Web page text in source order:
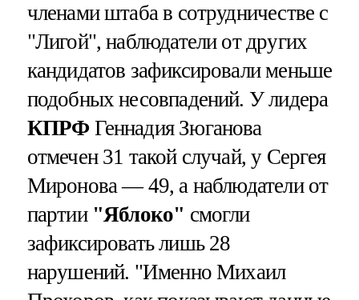
членами штаба в сотрудничестве с
"Лигой", наблюдатели от других
кандидатов зафиксировали меньше
подобных несовпадений. У лидера
КПРФГеннадия Зюганова
отмечен 31 такой случай, у Сергея
Миронова — 49, а наблюдатели от
партии "Яблоко" смогли
зафиксировать лишь 28
нарушений. "Именно Михаил